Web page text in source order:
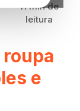
11 min de
leitura
e